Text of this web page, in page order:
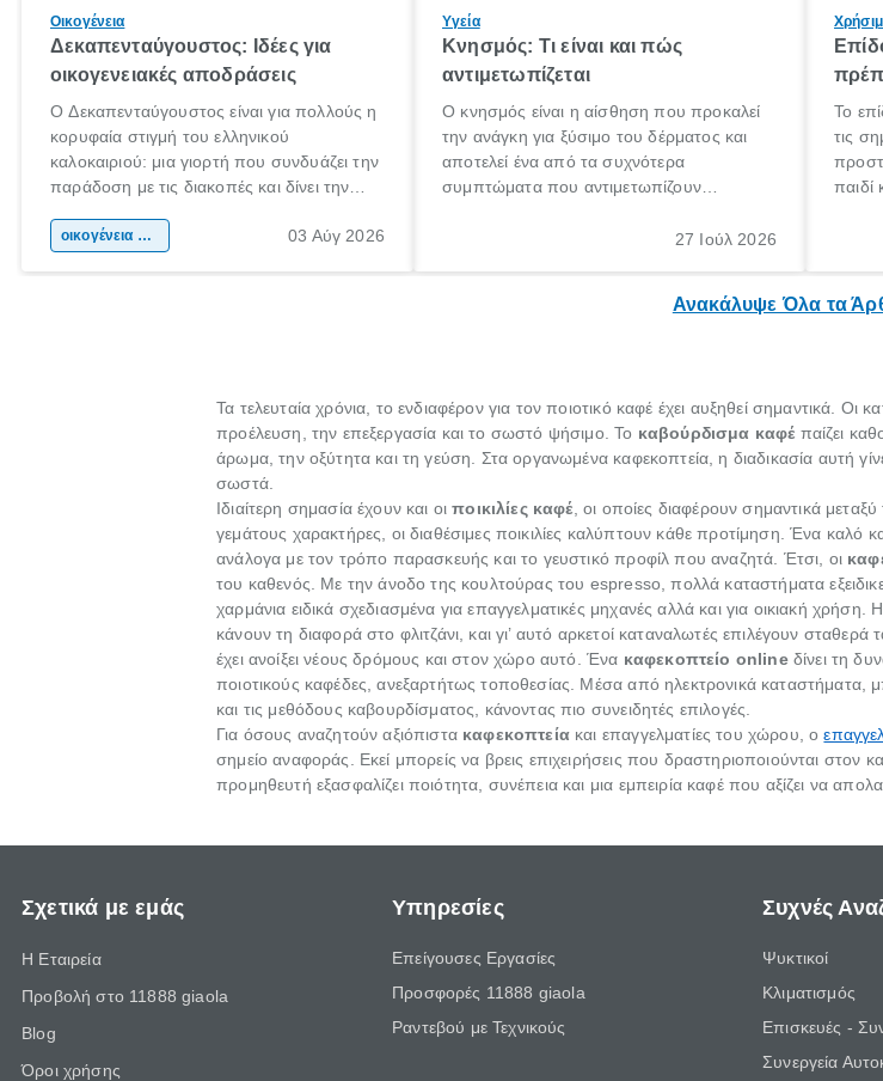
Οικογένεια
Δεκαπενταύγουστος: Ιδέες για
οικογενειακές αποδράσεις
Ο Δεκαπενταύγουστος είναι για πολλούς η
κορυφαία στιγμή του ελληνικού
καλοκαιριού: μια γιορτή που συνδυάζει την
παράδοση με τις διακοπές και δίνει την
χώρας. Είτε πρόκειται για λίγες μέρες
οικογένεια & παιδί 03 Αύγ 2026
Υγεία
Κνησμός: Τι είναι και πώς
αντιμετωπίζεται
Ο κνησμός είναι η αίσθηση που προκαλεί
την ανάγκη για ξύσιμο του δέρματος και
αποτελεί ένα από τα συχνότερα
συμπτώματα που αντιμετωπίζουν
πληροφορίες για το «κνησμός τι είναι»,
27 Ιούλ 2026
Το
τις
παιδί
Ανακάλυψε Όλα τα
Τα τελευταία χρόνια, το ενδιαφέρον για τον ποιοτικό καφέ έχει αυξηθεί σημαντικά.
προέλευση, την επεξεργασία και το σωστό ψήσιμο. Το καβούρδισμα καφέ παίζει
άρωμα, την οξύτητα και τη γεύση. Στα οργανωμένα καφεκοπτεία, η διαδικασία αυτή
σωστά.
Ιδιαίτερη σημασία έχουν και οιποικιλίες καφέ , οι οποίες διαφέρουν σημαντικά
γεμάτους χαρακτήρες, οι διαθέσιμες ποικιλίες καλύπτουν κάθε προτίμηση. Ένα καλό
ανάλογα με τον τρόπο παρασκευής και το γευστικό προφίλ που αναζητά. Έτσι, οι
του καθενός. Με την άνοδο της κουλτούρας του espresso, πολλά καταστήματα
χαρμάνια ειδικά σχεδιασμένα για επαγγελματικές μηχανές αλλά και για οικιακή
κάνουν τη διαφορά στο φλιτζάνι, και γι’ αυτό αρκετοί καταναλωτές επιλέγουν
έχει ανοίξει νέους δρόμους και στον χώρο αυτό. Ένα καφεκοπτείο onlineδίνει τη
ποιοτικούς καφέδες, ανεξαρτήτως τοποθεσίας. Μέσα από ηλεκτρονικά καταστήματα,
και τις μεθόδους καβουρδίσματος, κάνοντας πιο συνειδητές επιλογές.
Για όσους αναζητούν αξιόπιστα καφεκοπτείακαι επαγγελματίες του χώρου, ο
σημείο αναφοράς. Εκεί μπορείς να βρεις επιχειρήσεις που δραστηριοποιούνται
προμηθευτή εξασφαλίζει ποιότητα, συνέπεια και μια εμπειρία καφέ που αξίζει να
Σχετικά με εμάς
Η Εταιρεία
Προβολή στο 11888 giaola
Blog
Όροι χρήσης
Υπηρεσίες
Επείγουσες Εργασίες
Προσφορές 11888 giaola
Ραντεβού με Τεχνικούς
Συχνές
Ψυκτικοί
Κλιματισμός
Επισκευές -
Συνεργεία